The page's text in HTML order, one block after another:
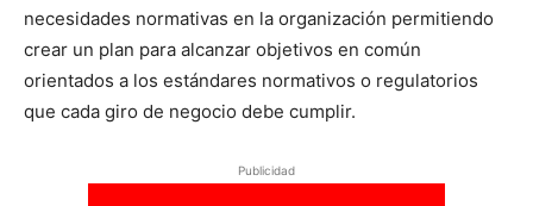
necesidades normativas en la organización permitiendo
crear un plan para alcanzar objetivos en común
orientados a los estándares normativos o regulatorios
que cada giro de negocio debe cumplir.
Publicidad